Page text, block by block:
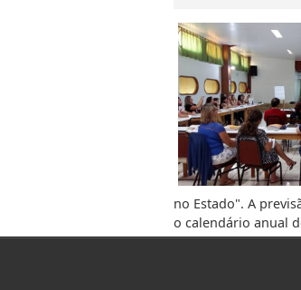
no Estado". A
o calendário anual